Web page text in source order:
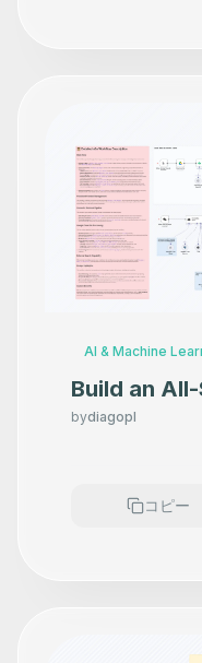
AI & Machine
Build an
Assistant
bydiagopl
コピー